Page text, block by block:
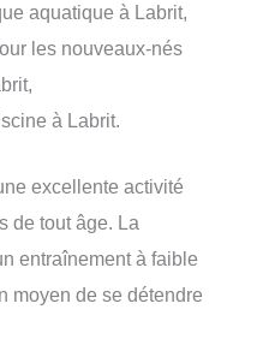
aquatique à Labrit,
les nouveaux-nés
à Labrit.
excellente activité
de tout âge. La
entraînement à faible
moyen de se détendre